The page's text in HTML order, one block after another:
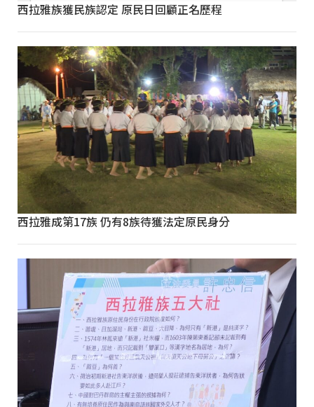
西拉雅族獲民族認定 原民日回顧正名歷程
西拉雅成第17族 仍有8族待獲法定原民身分